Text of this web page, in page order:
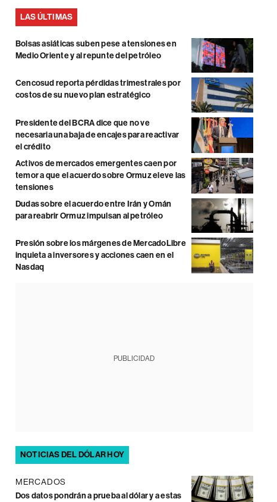
LAS ÚLTIMAS
Bolsas asiáticas suben pese a tensiones en
Medio Oriente y al repunte del petróleo
Cencosud reporta pérdidas trimestrales por
costos de su nuevo plan estratégico
Presidente del BCRA dice que no ve
necesaria una baja de encajes para reactivar
el crédito
Activos de mercados emergentes caen por
temor a que el acuerdo sobre Ormuz eleve las
tensiones
Dudas sobre el acuerdo entre Irán y Omán
para reabrir Ormuz impulsan al petróleo
Presión sobre los márgenes de MercadoLibre
inquieta a inversores y acciones caen en el
Nasdaq
PUBLICIDAD
NOTICIAS DEL DÓLAR HOY
MERCADOS
Dos datos pondrán a prueba al dólar y a estas